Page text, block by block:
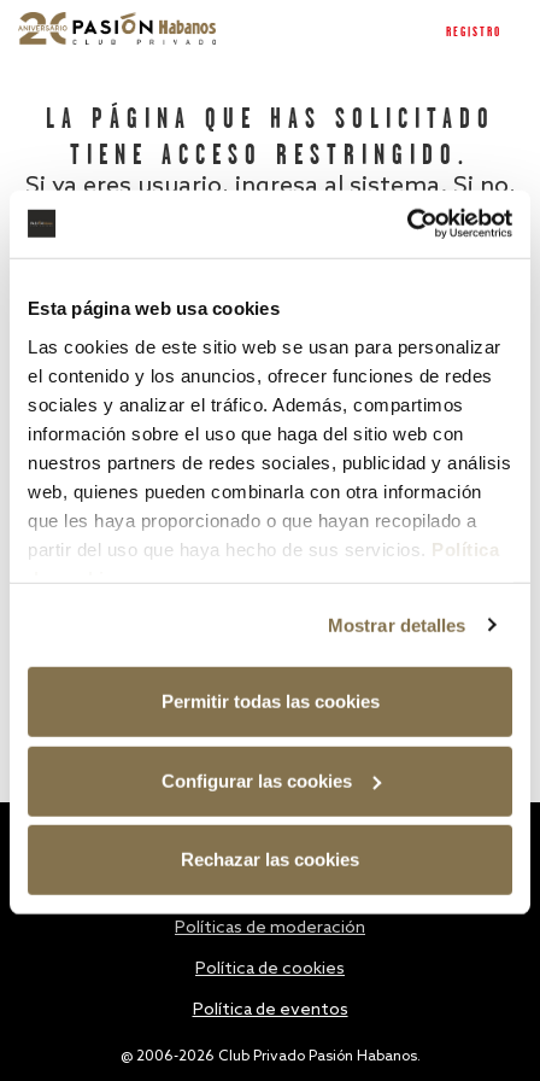
Esta página web usa cookies
Las cookies de este sitio web se usan para personalizar
el contenido y los anuncios, ofrecer funciones de redes
sociales y analizar el tráfico. Además, compartimos
información sobre el uso que haga del sitio web con
nuestros partners de redes sociales, publicidad y análisis
web, quienes pueden combinarla con otra información
que les haya proporcionado o que hayan recopilado a
partir del uso que haya hecho de sus servicios. Política
Mostrar detalles
Permitir todas las cookies
Configurar las cookies
Rechazar las cookies
REGISTRO
LA PÁGINA QUE HAS SOLICITADO
TIENE ACCESO RESTRINGIDO.
Si ya eres usuario, ingresa al sistema. Si no,
¿Has olvidado tu contraseña?
@ 2006-2026 Club Privado Pasión Habanos.
Políticas de moderación
Política de cookies
Política de eventos